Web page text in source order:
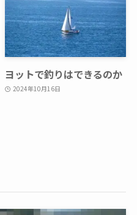
ヨットで釣りはできるのか
2024年10月16日